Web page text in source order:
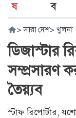
ষ
ব
> সারা দেশ> খুলনা
ডিজাস্টার
সম্প্রসারণ
তৈয়্যব
স্টাফ রিপোর্টার,